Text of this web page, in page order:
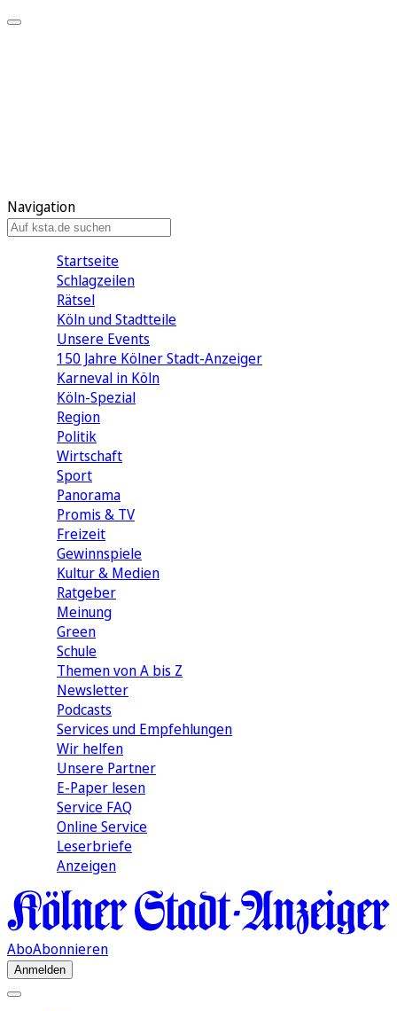
Navigation
Startseite
Schlagzeilen
Rätsel
Köln und Stadtteile
Unsere Events
150 Jahre Kölner Stadt-Anzeiger
Karneval in Köln
Köln-Spezial
Region
Politik
Wirtschaft
Sport
Panorama
Promis & TV
Freizeit
Gewinnspiele
Kultur & Medien
Ratgeber
Meinung
Green
Schule
Themen von A bis Z
Newsletter
Podcasts
Services und Empfehlungen
Wir helfen
Unsere Partner
E-Paper lesen
Service FAQ
Online Service
Leserbriefe
Anzeigen
AboAbonnieren
Anmelden